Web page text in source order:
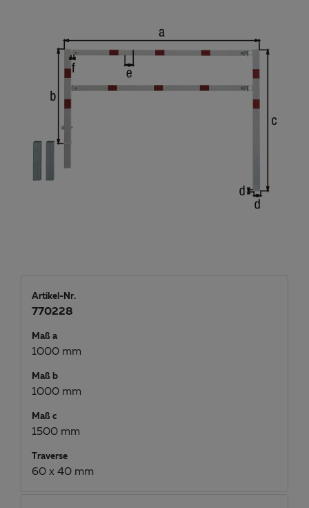
Artikel-Nr.
770228
Maß a
1000 mm
Maß b
1000 mm
Maß c
1500 mm
Traverse
60 x 40 mm